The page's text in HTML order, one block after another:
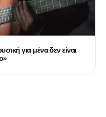
για μένα δεν είναι